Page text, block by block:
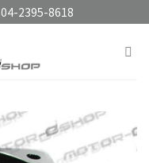
04-2395-8618